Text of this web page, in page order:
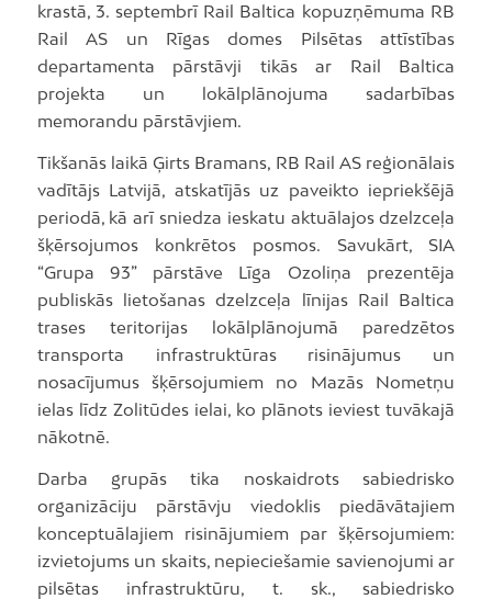
krastā, 3. septembrī Rail Baltica kopuzņēmuma RB
Rail AS un Rīgas domes Pilsētas attīstības
departamenta pārstāvji tikās ar Rail Baltica
projekta un lokālplānojuma sadarbības
memorandu pārstāvjiem.
Tikšanās laikā Ģirts Bramans, RB Rail AS reģionālais
vadītājs Latvijā, atskatījās uz paveikto iepriekšējā
periodā, kā arī sniedza ieskatu aktuālajos dzelzceļa
šķērsojumos konkrētos posmos. Savukārt, SIA
“Grupa 93” pārstāve Līga Ozoliņa prezentēja
publiskās lietošanas dzelzceļa līnijas Rail Baltica
trases teritorijas lokālplānojumā paredzētos
transporta infrastruktūras risinājumus un
nosacījumus šķērsojumiem no Mazās Nometņu
ielas līdz Zolitūdes ielai, ko plānots ieviest tuvākajā
nākotnē.
Darba grupās tika noskaidrots sabiedrisko
organizāciju pārstāvju viedoklis piedāvātajiem
konceptuālajiem risinājumiem par šķērsojumiem:
izvietojums un skaits, nepieciešamie savienojumi ar
pilsētas infrastruktūru, t. sk., sabiedrisko